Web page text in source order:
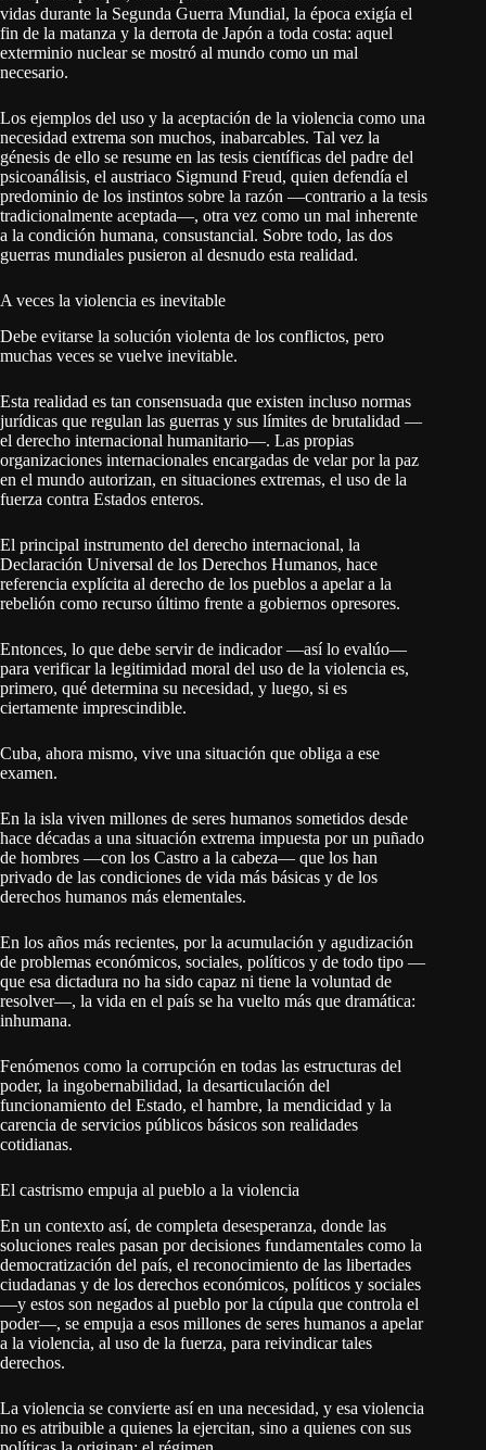
vidas durante la Segunda Guerra Mundial, la época exigía el
fin de la matanza y la derrota de Japón a toda costa: aquel
exterminio nuclear se mostró al mundo como un mal
necesario.
Los ejemplos del uso y la aceptación de la violencia como una
necesidad extrema son muchos, inabarcables. Tal vez la
génesis de ello se resume en las tesis científicas del padre del
psicoanálisis, el austriaco Sigmund Freud, quien defendía el
predominio de los instintos sobre la razón —contrario a la tesis
tradicionalmente aceptada—, otra vez como un mal inherente
a la condición humana, consustancial. Sobre todo, las dos
guerras mundiales pusieron al desnudo esta realidad.
A veces la violencia es inevitable
Debe evitarse la solución violenta de los conflictos, pero
muchas veces se vuelve inevitable.
Esta realidad es tan consensuada que existen incluso normas
jurídicas que regulan las guerras y sus límites de brutalidad —
el derecho internacional humanitario—. Las propias
organizaciones internacionales encargadas de velar por la paz
en el mundo autorizan, en situaciones extremas, el uso de la
fuerza contra Estados enteros.
El principal instrumento del derecho internacional, la
Declaración Universal de los Derechos Humanos, hace
referencia explícita al derecho de los pueblos a apelar a la
rebelión como recurso último frente a gobiernos opresores.
Entonces, lo que debe servir de indicador —así lo evalúo—
para verificar la legitimidad moral del uso de la violencia es,
primero, qué determina su necesidad, y luego, si es
ciertamente imprescindible.
Cuba, ahora mismo, vive una situación que obliga a ese
examen.
En la isla viven millones de seres humanos sometidos desde
hace décadas a una situación extrema impuesta por un puñado
de hombres —con los Castro a la cabeza— que los han
privado de las condiciones de vida más básicas y de los
derechos humanos más elementales.
En los años más recientes, por la acumulación y agudización
de problemas económicos, sociales, políticos y de todo tipo —
que esa dictadura no ha sido capaz ni tiene la voluntad de
resolver—, la vida en el país se ha vuelto más que dramática:
inhumana.
Fenómenos como la corrupción en todas las estructuras del
poder, la ingobernabilidad, la desarticulación del
funcionamiento del Estado, el hambre, la mendicidad y la
carencia de servicios públicos básicos son realidades
cotidianas.
El castrismo empuja al pueblo a la violencia
En un contexto así, de completa desesperanza, donde las
soluciones reales pasan por decisiones fundamentales como la
democratización del país, el reconocimiento de las libertades
ciudadanas y de los derechos económicos, políticos y sociales
—y estos son negados al pueblo por la cúpula que controla el
poder—, se empuja a esos millones de seres humanos a apelar
a la violencia, al uso de la fuerza, para reivindicar tales
derechos.
La violencia se convierte así en una necesidad, y esa violencia
no es atribuible a quienes la ejercitan, sino a quienes con sus